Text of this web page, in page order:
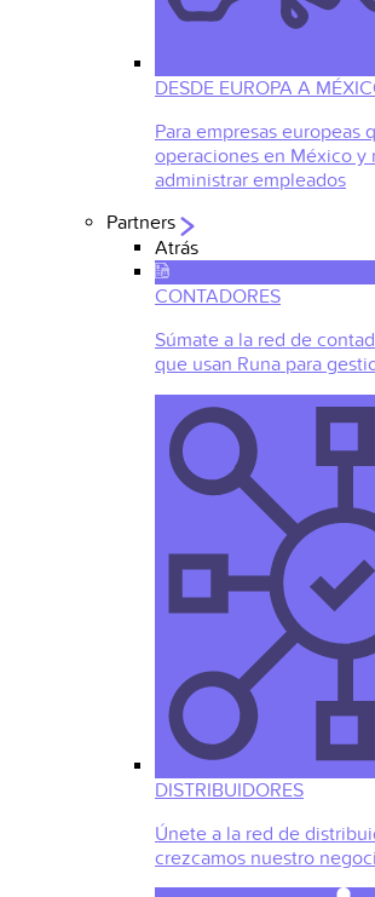
DESDE EUROPA A
Para empresas europeas
operaciones en México y
administrar empleados
Partners
Atrás
CONTADORES
Súmate a la red de
que usan Runa para
DISTRIBUIDORES
Únete a la red de
crezcamos nuestro